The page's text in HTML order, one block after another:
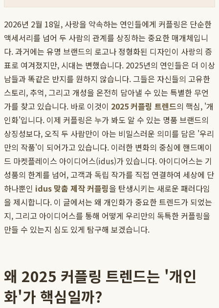
2026년 2월 18일, 사랑을 약속하는 연인들에게 커플링은 단순한
액세서리를 넘어 두 사람의 관계를 상징하는 중요한 매개체입니
다. 과거에는 유명 브랜드의 로고나 정형화된 디자인이 사랑의 증
표로 여겨졌지만, 시대는 변했습니다. 2025년의 연인들은 더 이상
남들과 똑같은 반지를 원하지 않습니다. 그들은 자신들의 고유한
스토리, 추억, 그리고 개성을 온전히 담아낼 수 있는 특별한 무언
가를 찾고 있습니다. 바로 이것이 2025 커플링 트렌드의 핵심, '개
인화'입니다. 이제 커플링은 누가 봐도 알 수 있는 명품 브랜드의
상징성보다, 오직 두 사람만이 아는 비밀스러운 의미를 담은 '우리
만의 작품'이 되어가고 있습니다. 이러한 변화의 중심에 핸드메이
드 마켓플레이스 아이디어스(idus)가 있습니다. 아이디어스는 기
성품의 한계를 넘어, 고객과 독립 작가를 직접 연결하여 세상에 단
하나뿐인 idus 맞춤 제작 커플링을 탄생시키는 새로운 패러다임
을 제시합니다. 이 글에서는 왜 개인화가 중요한 트렌드가 되었는
지, 그리고 아이디어스를 통해 어떻게 우리만의 독특한 커플링을
만들 수 있는지 심도 있게 탐구해 보겠습니다.
왜 2025 커플링 트렌드는 '개인
화'가 핵심일까?